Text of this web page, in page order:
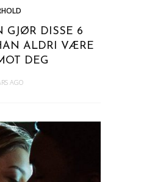
GJØR DISSE 6
ALDRI VÆRE
DEG
AGO